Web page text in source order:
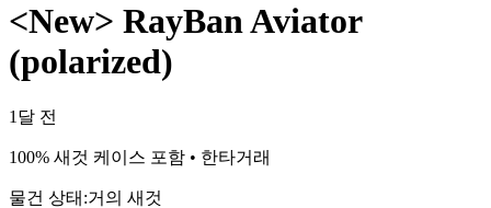
<New> RayBan Aviator
(polarized)
1달 전
100% 새것 케이스 포함 • 한타거래
물건 상태 :거의 새것